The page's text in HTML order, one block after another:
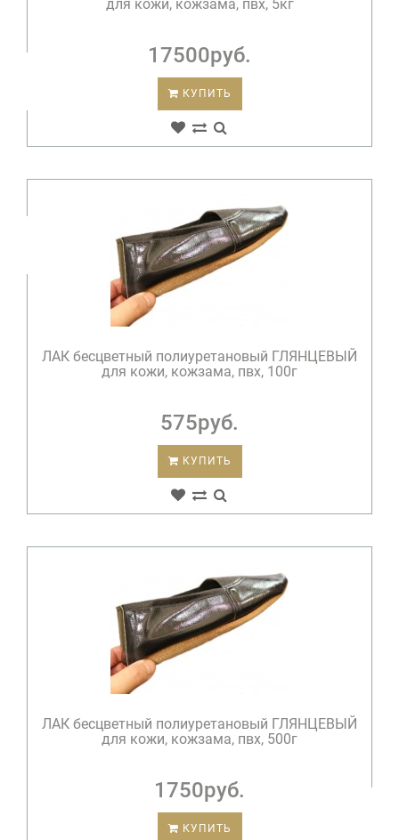
для кожи, кожзама, пвх, 5кг
17500руб.
КУПИТЬ
ЛАК бесцветный полиуретановый ГЛЯНЦЕВЫЙ
для кожи, кожзама, пвх, 100г
575руб.
КУПИТЬ
ЛАК бесцветный полиуретановый ГЛЯНЦЕВЫЙ
для кожи, кожзама, пвх, 500г
1750руб.
КУПИТЬ